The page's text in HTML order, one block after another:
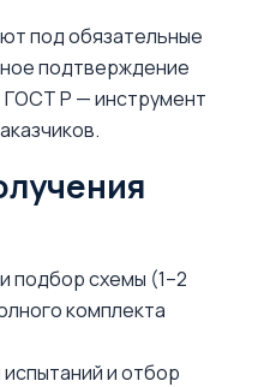
под обязательные
подтверждение
Р — инструмент
подбор схемы (1–2
комплекта
и отбор